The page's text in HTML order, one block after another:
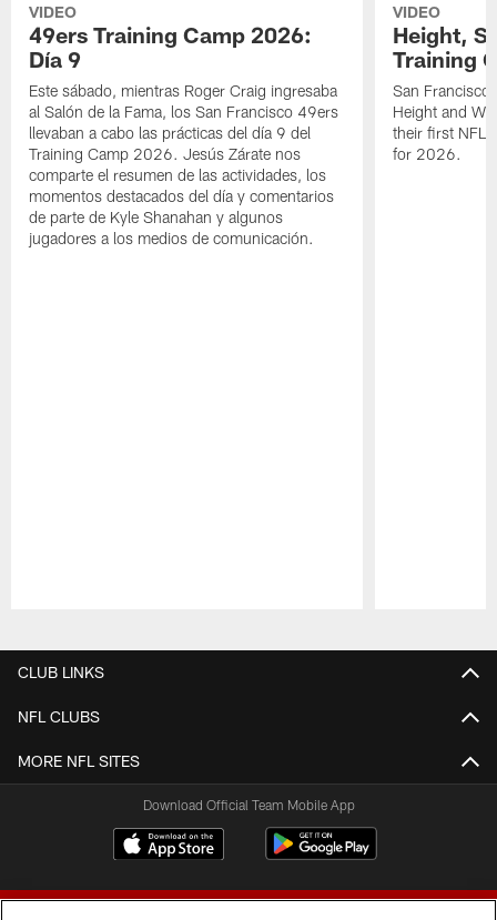
VIDEO
49ers Training Camp 2026:
Día 9
Este sábado, mientras Roger Craig ingresaba
al Salón de la Fama, los San Francisco 49ers
llevaban a cabo las prácticas del día 9 del
Training Camp 2026. Jesús Zárate nos
comparte el resumen de las actividades, los
momentos destacados del día y comentarios
de parte de Kyle Shanahan y algunos
jugadores a los medios de comunicación.
VIDEO
Height,
Training
San Francisco
Height and
their first NFL
for 2026.
CLUB LINKS
NFL CLUBS
MORE NFL SITES
Download Official Team Mobile App